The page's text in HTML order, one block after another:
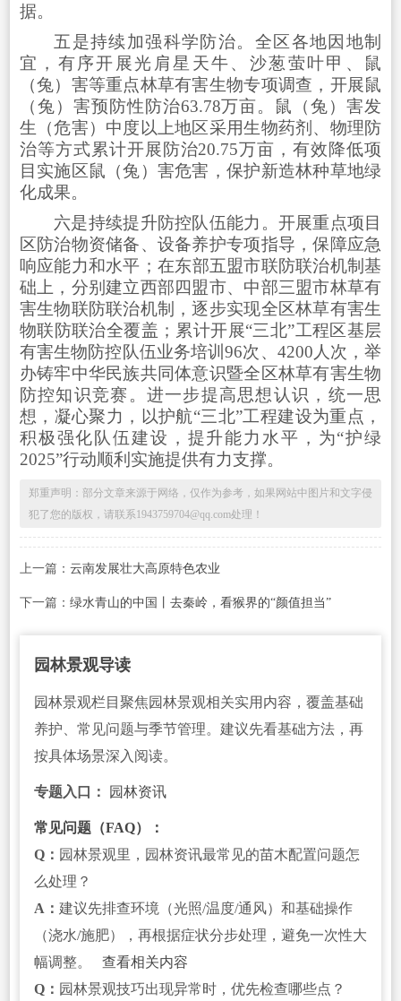
据。
五是持续加强科学防治。全区各地因地制
宜，有序开展光肩星天牛、沙葱萤叶甲、鼠
（兔）害等重点林草有害生物专项调查，开展鼠
（兔）害预防性防治63.78万亩。鼠（兔）害发
生（危害）中度以上地区采用生物药剂、物理防
治等方式累计开展防治20.75万亩，有效降低项
目实施区鼠（兔）害危害，保护新造林种草地绿
化成果。
六是持续提升防控队伍能力。开展重点项目
区防治物资储备、设备养护专项指导，保障应急
响应能力和水平；在东部五盟市联防联治机制基
础上，分别建立西部四盟市、中部三盟市林草有
害生物联防联治机制，逐步实现全区林草有害生
物联防联治全覆盖；累计开展“三北”工程区基层
有害生物防控队伍业务培训96次、4200人次，举
办铸牢中华民族共同体意识暨全区林草有害生物
防控知识竞赛。进一步提高思想认识，统一思
想，凝心聚力，以护航“三北”工程建设为重点，
积极强化队伍建设，提升能力水平，为“护绿
2025”行动顺利实施提供有力支撑。
郑重声明：部分文章来源于网络，仅作为参考，如果网站中图片和文字侵
犯了您的版权，请联系1943759704@qq.com处理！
上一篇： 云南发展壮大高原特色农业
下一篇： 绿水青山的中国丨去秦岭，看猴界的“颜值担当”
园林景观导读
园林景观栏目聚焦园林景观相关实用内容，覆盖基础
养护、常见问题与季节管理。建议先看基础方法，再
按具体场景深入阅读。
专题入口： 园林资讯
常见问题（FAQ）：
Q： 园林景观里，园林资讯最常见的苗木配置问题怎
么处理？
A： 建议先排查环境（光照/温度/通风）和基础操作
（浇水/施肥），再根据症状分步处理，避免一次性大
幅调整。
查看相关内容
Q： 园林景观技巧出现异常时，优先检查哪些点？